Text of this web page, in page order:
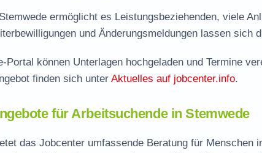
ermöglicht es Leistungsbeziehenden, viele
und Änderungsmeldungen lassen sich
Portal können Unterlagen hochgeladen und Termine
finden sich unter Aktuelles auf jobcenter.info.
für Arbeitsuchende in Stemwede
das Jobcenter umfassende Beratung für Menschen